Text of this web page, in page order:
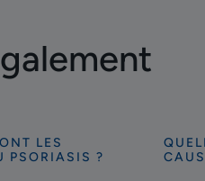
LES
PSORIASIS ?